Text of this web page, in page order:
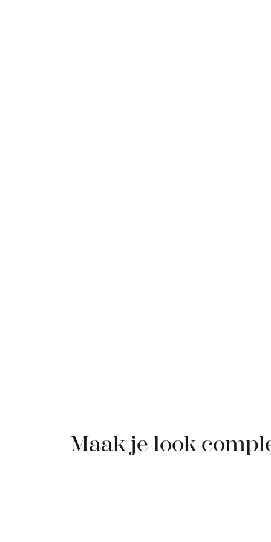
Maak je look